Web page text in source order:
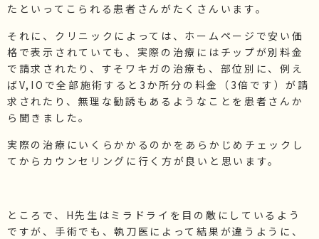
たといってこられる患者さんがたくさんいます。
それに、クリニックによっては、ホームページで安い価
格で表示されていても、実際の治療にはチップが別料金
で請求されたり、すそワキガの治療も、部位別に、例え
ばV,IOで全部施術すると3か所分の料金（3倍です）が請
求されたり、無理な勧誘もあるようなことを患者さんか
ら聞きました。
実際の治療にいくらかかるのかをあらかじめチェックし
てからカウンセリングに行く方が良いと思います。
ところで、H先生はミラドライを目の敵にしているよう
ですが、手術でも、執刀医によって結果が違うように、